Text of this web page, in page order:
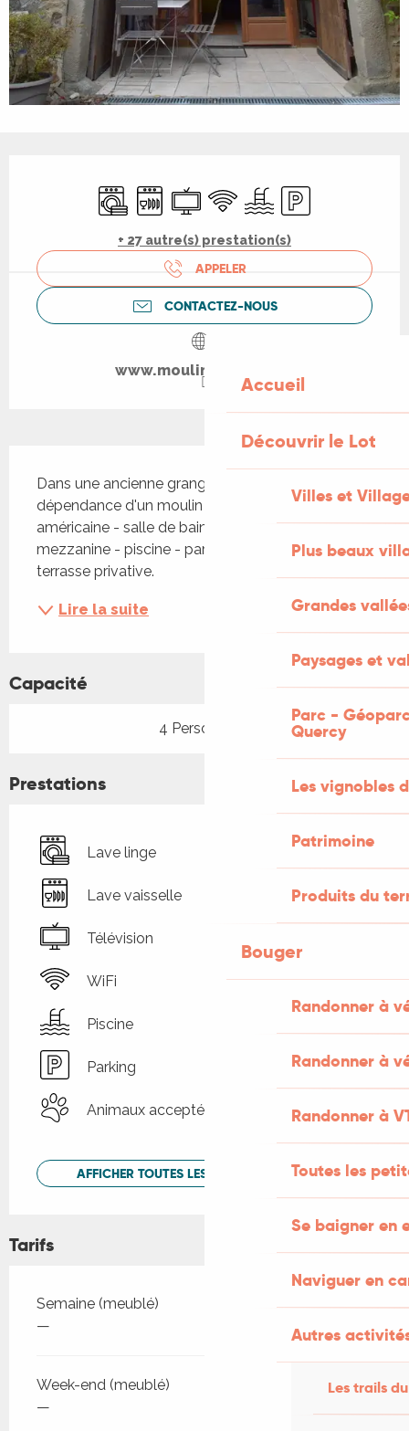
Accueil
Découvrir le Lot
Villes et
Plus beaux
Grandes
Paysages et
Parc -
Quercy
Les vignobles
Patrimoine
Produits du
Bouger
Randonner à
Randonner à
Randonner à
Toutes les
Se baigner en
Naviguer en
Autres
Les trails
Lave lingeLave vaisselle
Télévision
WiFi PiscineParking
+ 27 autre(s) prestation(s)
APPELER
CONTACTEZ-NOUS
www.moulindubuffan.fr
Dans une ancienne grange entièrement rénovée,
dépendance d'un moulin à eau. Séjour - cuisine
américaine - salle de bains - wc - 2 chambres en
mezzanine - piscine - parking privé - chauffage -
terrasse privative.
Lire la suite
Capacité
4 Personne(s)
Prestations
Lave linge
Lave vaisselle
Télévision
WiFi
Piscine
Parking
Animaux acceptés
AFFICHER TOUTES LES PRESTATIONS
Tarifs
Tarifs 2026
Semaine (meublé)
—
Week-end (meublé)
—